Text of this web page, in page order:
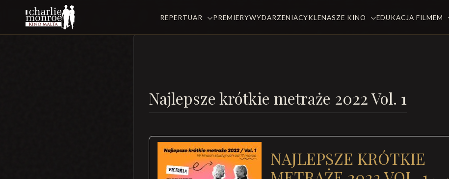
REPERTUAR PREMIERYWYDARZENIACYKLENASZE KINO EDUKACJA FILMEM
Najlepsze krótkie metraże 2022 Vol. 1
NAJLEPSZE KRÓTKIE